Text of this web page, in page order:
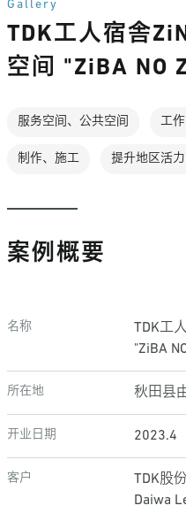
Gallery
TDK工人宿舎
空间 "ZiBA NO
服务空间、公共空间 工作
制作、施工 提升地区活力
案例概要
名称
TDK工
"ZiBA
所在地 秋田县
开业日期 2023.4
客户
TDK股
Daiwa